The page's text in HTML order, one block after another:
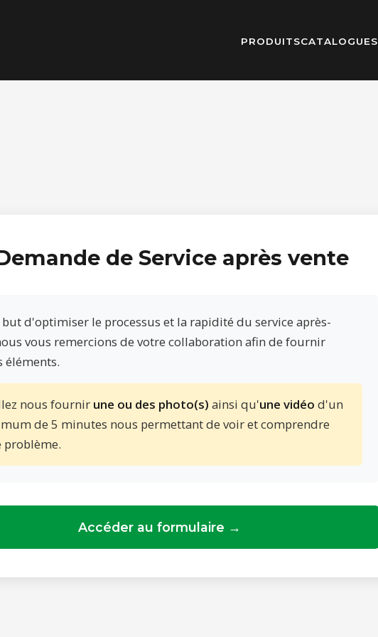
PRODUITSCATALOGUES
de Service après vente
but d'optimiser le processus et la rapidité du service après-
vous remercions de votre collaboration afin de fournir
éléments.
nous fournir une ou des photo(s) ainsi qu'une vidéo d'un
de 5 minutes nous permettant de voir et comprendre
problème.
Accéder au formulaire →